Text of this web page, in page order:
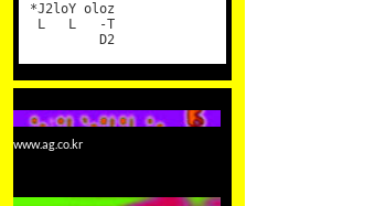
*J2loY oloz
L L -T
D2
www.ag.co.kr